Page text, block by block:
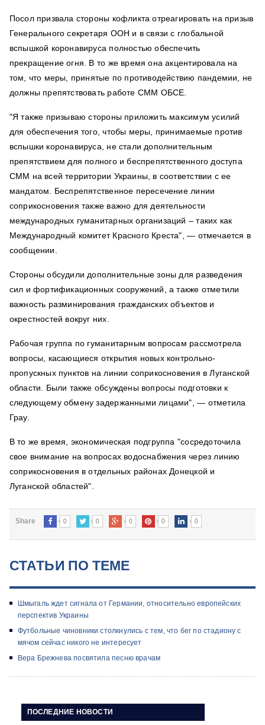
Посол призвала стороны кофликта отреагировать на призыв
Генерального секретаря ООН и в связи с глобальной
вспышкой коронавируса полностью обеспечить
прекращение огня. В то же время она акцентировала на
том, что меры, принятые по противодействию пандемии, не
должны препятствовать работе СММ ОБСЕ.
"Я также призываю стороны приложить максимум усилий
для обеспечения того, чтобы меры, принимаемые против
вспышки коронавируса, не стали дополнительным
препятствием для полного и беспрепятственного доступа
СММ на всей территории Украины, в соответствии с ее
мандатом. Беспрепятственное пересечение линии
соприкосновения также важно для деятельности
международных гуманитарных организаций – таких как
Международный комитет Красного Креста", — отмечается в
сообщении.
Стороны обсудили дополнительные зоны для разведения
сил и фортификационных сооружений, а также отметили
важность разминирования гражданских объектов и
окрестностей вокруг них.
Рабочая группа по гуманитарным вопросам рассмотрела
вопросы, касающиеся открытия новых контрольно-
пропускных пунктов на линии соприкосновения в Луганской
области. Были также обсуждены вопросы подготовки к
следующему обмену задержанными лицами", — отметила
Грау.
В то же время, экономическая подгруппа "сосредоточила
свое внимание на вопросах водоснабжения через линию
соприкосновения в отдельных районах Донецкой и
Луганской областей".
Share 0 0 0 0 0
СТАТЬИ ПО ТЕМЕ
Шмыгаль ждет сигнала от Германии, относительно европейских
перспектив Украины
Футбольные чиновники столкнулись с тем, что бег по стадиону с
мячом сейчас никого не интересует
Вера Брежнева посвятила песню врачам
ПОСЛЕДНИЕ НОВОСТИ